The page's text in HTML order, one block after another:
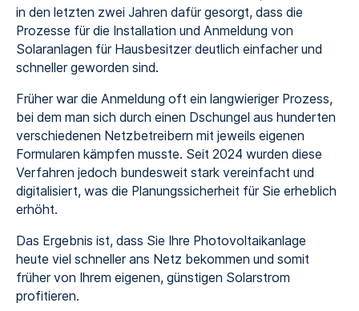
in den letzten zwei Jahren dafür gesorgt, dass die
Prozesse für die Installation und Anmeldung von
Solaranlagen für Hausbesitzer deutlich einfacher und
schneller geworden sind.
Früher war die Anmeldung oft ein langwieriger Prozess,
bei dem man sich durch einen Dschungel aus hunderten
verschiedenen Netzbetreibern mit jeweils eigenen
Formularen kämpfen musste. Seit 2024 wurden diese
Verfahren jedoch bundesweit stark vereinfacht und
digitalisiert, was die Planungssicherheit für Sie erheblich
erhöht.
Das Ergebnis ist, dass Sie Ihre Photovoltaikanlage
heute viel schneller ans Netz bekommen und somit
früher von Ihrem eigenen, günstigen Solarstrom
profitieren.